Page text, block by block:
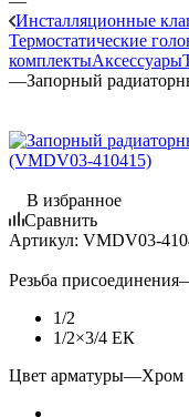
Инсталляционные
Термостатические
комплектыАксессуары
—Запорный
В избранное
Сравнить
Артикул: VMDV03-
Резьба присоединения
1/2
1/2×3/4 ЕК
Цвет арматуры—Хром